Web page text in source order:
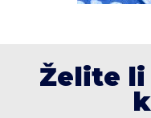
Želite